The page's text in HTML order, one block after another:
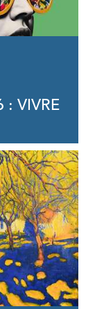
: VIVRE